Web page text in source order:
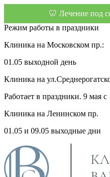
🦷 Лечение под
Режим работы в праздники
Клиника на Московском пр.:
01.05 выходной день
Клиника на
Работает в праздники. 9 мая с
Клиника на Ленинском пр.
01.05 и 09.05 выходные дни